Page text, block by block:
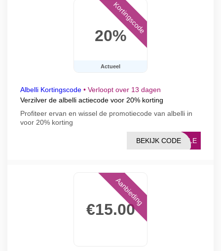
20%
Actueel
Kortingscode
Albelli Kortingscode • Verloopt over 13 dagen
Verzilver de albelli actiecode voor 20% korting
Profiteer ervan en wissel de promotiecode van albelli in
voor 20% korting
ALLE
BEKIJK CODE
€15.00
Aanbieding